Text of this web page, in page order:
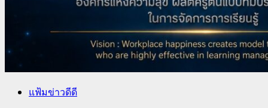
แฟ้มข่าวดีดี